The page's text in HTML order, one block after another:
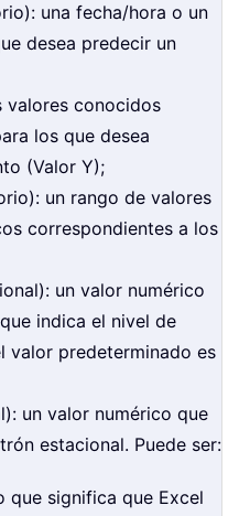
una fecha/hora o un
desea predecir un
conocidos
los que desea
(Valor Y);
un rango de valores
correspondientes a los
un valor numérico
indica el nivel de
valor predeterminado es
un valor numérico que
estacional. Puede ser:
que significa que Excel